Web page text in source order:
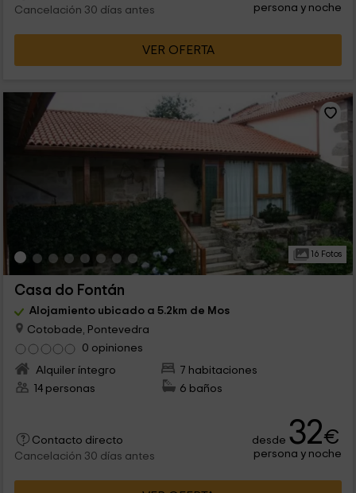
Cancelación 30 días antes
persona y noche
VER OFERTA
16 Fotos
Casa do Fontán
Alojamiento ubicado a 5.2km de Mos
Cotobade, Pontevedra
0 opiniones
Alquiler íntegro
7 habitaciones
14 personas
6 baños
Contacto directo
Cancelación 30 días antes
desde 32€
persona y noche